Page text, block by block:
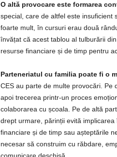
O altă provocare este formarea
special, care de altfel este insuficient
foarte mult, în cursuri erau două
învățat că acest tablou al tulburării
resurse financiare și de timp pentru
Parteneriatul cu familia poate fi o
CES au parte de multe provocări. Pe
apoi trecerea printr-un proces
colaborarea cu școala. Pe de altă
drept urmare, părinții evită
financiare și de timp sau așteptările
necesar să construim cu răbdare,